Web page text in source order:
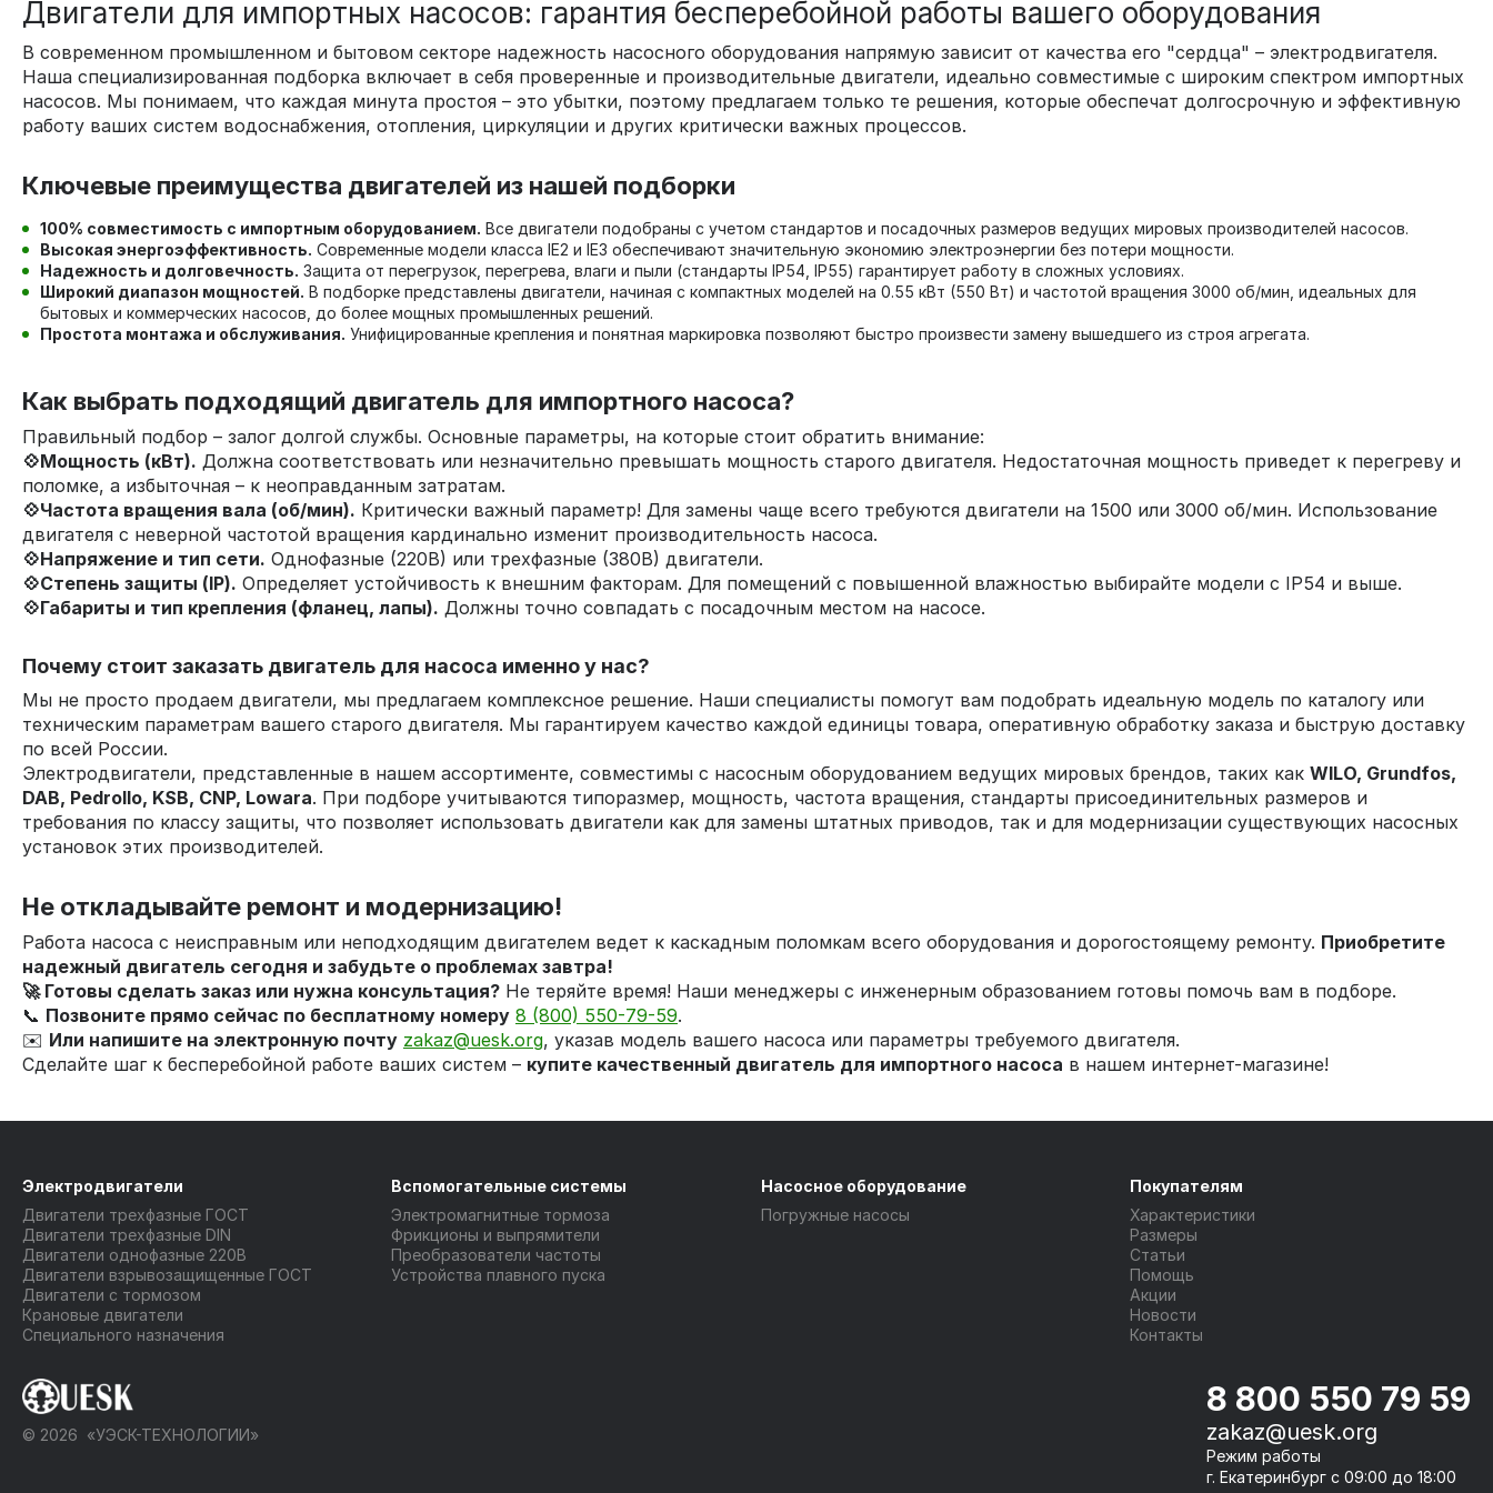
Двигатели для импортных насосов: гарантия бесперебойной работы вашего оборудования
В современном промышленном и бытовом секторе надежность насосного оборудования напрямую зависит от качества его "сердца" – электродвигателя.
Наша специализированная подборка включает в себя проверенные и производительные двигатели, идеально совместимые с широким спектром импортных
насосов. Мы понимаем, что каждая минута простоя – это убытки, поэтому предлагаем только те решения, которые обеспечат долгосрочную и эффективную
работу ваших систем водоснабжения, отопления, циркуляции и других критически важных процессов.
Ключевые преимущества двигателей из нашей подборки
100% совместимость с импортным оборудованием. Все двигатели подобраны с учетом стандартов и посадочных размеров ведущих мировых производителей насосов.
Высокая энергоэффективность. Современные модели класса IE2 и IE3 обеспечивают значительную экономию электроэнергии без потери мощности.
Надежность и долговечность. Защита от перегрузок, перегрева, влаги и пыли (стандарты IP54, IP55) гарантирует работу в сложных условиях.
Широкий диапазон мощностей. В подборке представлены двигатели, начиная с компактных моделей на 0.55 кВт (550 Вт) и частотой вращения 3000 об/мин, идеальных для
бытовых и коммерческих насосов, до более мощных промышленных решений.
Простота монтажа и обслуживания. Унифицированные крепления и понятная маркировка позволяют быстро произвести замену вышедшего из строя агрегата.
Как выбрать подходящий двигатель для импортного насоса?
Правильный подбор – залог долгой службы. Основные параметры, на которые стоит обратить внимание:
💠Мощность (кВт). Должна соответствовать или незначительно превышать мощность старого двигателя. Недостаточная мощность приведет к перегреву и
поломке, а избыточная – к неоправданным затратам.
💠Частота вращения вала (об/мин). Критически важный параметр! Для замены чаще всего требуются двигатели на 1500 или 3000 об/мин. Использование
двигателя с неверной частотой вращения кардинально изменит производительность насоса.
💠Напряжение и тип сети. Однофазные (220В) или трехфазные (380В) двигатели.
💠Степень защиты (IP). Определяет устойчивость к внешним факторам. Для помещений с повышенной влажностью выбирайте модели с IP54 и выше.
💠Габариты и тип крепления (фланец, лапы). Должны точно совпадать с посадочным местом на насосе.
Почему стоит заказать двигатель для насоса именно у нас?
Мы не просто продаем двигатели, мы предлагаем комплексное решение. Наши специалисты помогут вам подобрать идеальную модель по каталогу или
техническим параметрам вашего старого двигателя. Мы гарантируем качество каждой единицы товара, оперативную обработку заказа и быструю доставку
по всей России.
Электродвигатели, представленные в нашем ассортименте, совместимы с насосным оборудованием ведущих мировых брендов, таких как WILO, Grundfos,
DAB, Pedrollo, KSB, CNP, Lowara. При подборе учитываются типоразмер, мощность, частота вращения, стандарты присоединительных размеров и
требования по классу защиты, что позволяет использовать двигатели как для замены штатных приводов, так и для модернизации существующих насосных
установок этих производителей.
Не откладывайте ремонт и модернизацию!
Работа насоса с неисправным или неподходящим двигателем ведет к каскадным поломкам всего оборудования и дорогостоящему ремонту. Приобретите
надежный двигатель сегодня и забудьте о проблемах завтра!
🚀 Готовы сделать заказ или нужна консультация? Не теряйте время! Наши менеджеры с инженерным образованием готовы помочь вам в подборе.
📞 Позвоните прямо сейчас по бесплатному номеру 8 (800) 550-79-59.
✉️ Или напишите на электронную почту zakaz@uesk.org, указав модель вашего насоса или параметры требуемого двигателя.
Сделайте шаг к бесперебойной работе ваших систем – купите качественный двигатель для импортного насоса в нашем интернет-магазине!
© 2026 «УЭСК-ТЕХНОЛОГИИ»
Электродвигатели
Двигатели трехфазные ГОСТ
Двигатели трехфазные DIN
Двигатели однофазные 220В
Двигатели взрывозащищенные ГОСТ
Двигатели с тормозом
Крановые двигатели
Специального назначения
Вспомогательные системы
Электромагнитные тормоза
Фрикционы и выпрямители
Преобразователи частоты
Устройства плавного пуска
Насосное оборудование
Погружные насосы
Покупателям
Характеристики
Размеры
Статьи
Помощь
Акции
Новости
Контакты
8 800 550 79 59
zakaz@uesk.org
Режим работы
г. Екатеринбург с 09:00 до 18:00